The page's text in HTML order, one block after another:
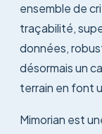
ensemble de
traçabilité,
données,
désormais un
terrain en font
Mimorian est